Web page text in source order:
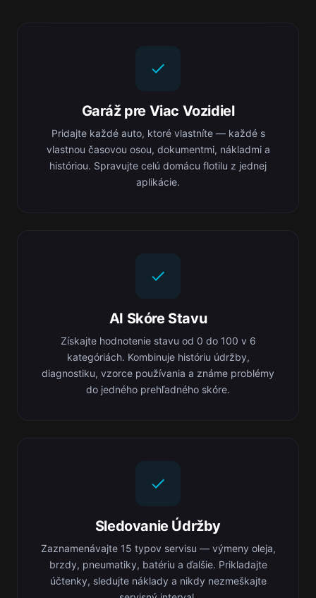
Garáž pre Viac Vozidiel
Pridajte každé auto, ktoré vlastníte — každé s
vlastnou časovou osou, dokumentmi, nákladmi a
históriou. Spravujte celú domácu flotilu z jednej
aplikácie.
AI Skóre Stavu
Získajte hodnotenie stavu od 0 do 100 v 6
kategóriách. Kombinuje históriu údržby,
diagnostiku, vzorce používania a známe problémy
do jedného prehľadného skóre.
Sledovanie Údržby
Zaznamenávajte 15 typov servisu — výmeny oleja,
brzdy, pneumatiky, batériu a ďalšie. Prikladajte
účtenky, sledujte náklady a nikdy nezmeškajte